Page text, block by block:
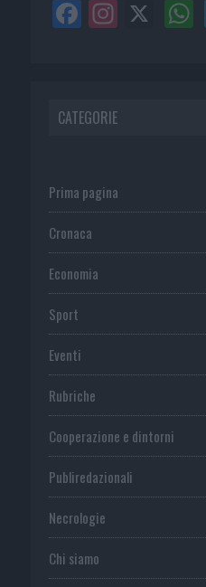
CATEGORIE
Prima pagina
Cronaca
Economia
Sport
Eventi
Rubriche
Cooperazione e dintorni
Publiredazionali
Necrologie
Chi siamo